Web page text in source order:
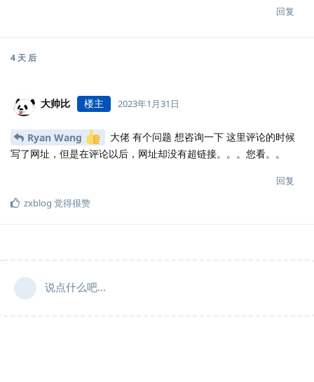
回复
4 天 后
大帅比 楼主 2023年1月31日
Ryan Wang
大佬 有个问题 想咨询一下 这里评论的时候
写了网址，但是在评论以后，网址却没有超链接。。。您看。。
回复
zxblog 觉得很赞
说点什么吧...